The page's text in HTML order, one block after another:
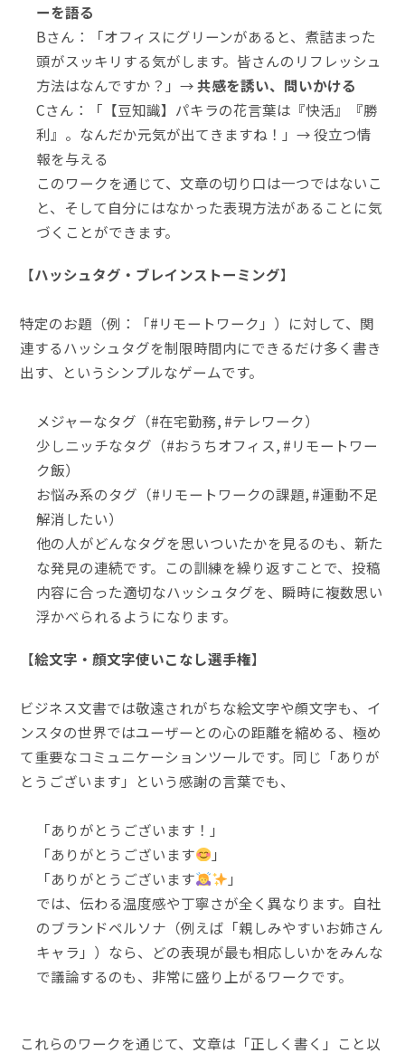
ーを語る
Bさん：「オフィスにグリーンがあると、煮詰まった
頭がスッキリする気がします。皆さんのリフレッシュ
方法はなんですか？」→共感を誘い、問いかける
Cさん：「【豆知識】パキラの花言葉は『快活』『勝
利』。なんだか元気が出てきますね！」→ 役立つ情
報を与える
このワークを通じて、文章の切り口は一つではないこ
と、そして自分にはなかった表現方法があることに気
づくことができます。
【ハッシュタグ・ブレインストーミング】
特定のお題（例：「#リモートワーク」）に対して、関
連するハッシュタグを制限時間内にできるだけ多く書き
出す、というシンプルなゲームです。
メジャーなタグ（#在宅勤務, #テレワーク）
少しニッチなタグ（#おうちオフィス, #リモートワー
ク飯）
お悩み系のタグ（#リモートワークの課題, #運動不足
解消したい）
他の人がどんなタグを思いついたかを見るのも、新た
な発見の連続です。この訓練を繰り返すことで、投稿
内容に合った適切なハッシュタグを、瞬時に複数思い
浮かべられるようになります。
【絵文字・顔文字使いこなし選手権】
ビジネス文書では敬遠されがちな絵文字や顔文字も、イ
ンスタの世界ではユーザーとの心の距離を縮める、極め
て重要なコミュニケーションツールです。同じ「ありが
とうございます」という感謝の言葉でも、
「ありがとうございます！」
「ありがとうございます
」
「ありがとうございます
」
では、伝わる温度感や丁寧さが全く異なります。自社
のブランドペルソナ（例えば「親しみやすいお姉さん
キャラ」）なら、どの表現が最も相応しいかをみんな
で議論するのも、非常に盛り上がるワークです。
これらのワークを通じて、文章は「正しく書く」こと以